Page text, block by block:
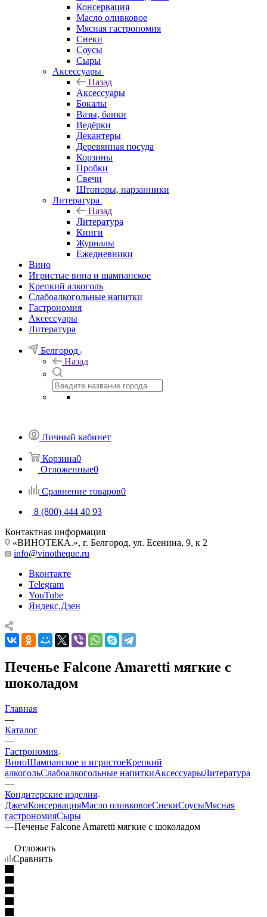
Консервация
Масло оливковое
Мясная гастрономия
Снеки
Соусы
Сыры
Аксессуары
Назад
Аксессуары
Бокалы
Вазы, банки
Ведёрки
Декантеры
Деревянная посуда
Корзины
Пробки
Свечи
Штопоры, нарзанники
Литература
Назад
Литература
Книги
Журналы
Ежедневники
Вино
Игристые вина и шампанское
Крепкий алкоголь
Слабоалкогольные напитки
Гастрономия
Аксессуары
Литература
Белгород
Назад
Личный кабинет
Корзина0
Отложенные0
Сравнение товаров0
8 (800) 444 40 93
Контактная информация
«ВИНОТЕКА.», г. Белгород, ул. Есенина, 9, к 2
info@vinotheque.ru
Вконтакте
Telegram
YouTube
Яндекс.Дзен
Печенье Falcone Amaretti мягкие с
шоколадом
Главная
—
Каталог
—
Гастрономия
ВиноШампанское и игристоеКрепкий
алкогольСлабоалкогольные напиткиАксессуарыЛитература
—
Кондитерские изделия
ДжемКонсервацияМасло оливковоеСнекиСоусыМясная
гастрономияСыры
—Печенье Falcone Amaretti мягкие с шоколадом
Отложить
Сравнить